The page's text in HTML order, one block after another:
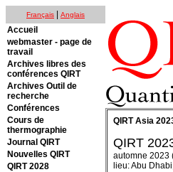
Français Anglais
Accueil
webmaster - page de
travail
Archives libres des
conférences QIRT
Archives Outil de
recherche
Conférences
Cours de
thermographie
Journal QIRT
Nouvelles QIRT
QIRT 2028
QIRT Asia
QIRT
automne 2023
lieu: Abu